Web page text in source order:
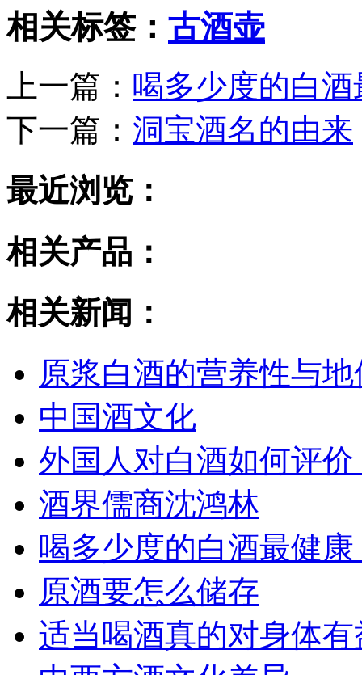
相关标签： 古酒壶
上一篇： 喝多少度的白
下一篇： 洞宝酒名的由来
最近浏览：
相关产品：
相关新闻：
原浆白酒的营养性与
中国酒文化
外国人对白酒如何评价
酒界儒商沈鸿林
喝多少度的白酒最健康
原酒要怎么储存
适当喝酒真的对身体